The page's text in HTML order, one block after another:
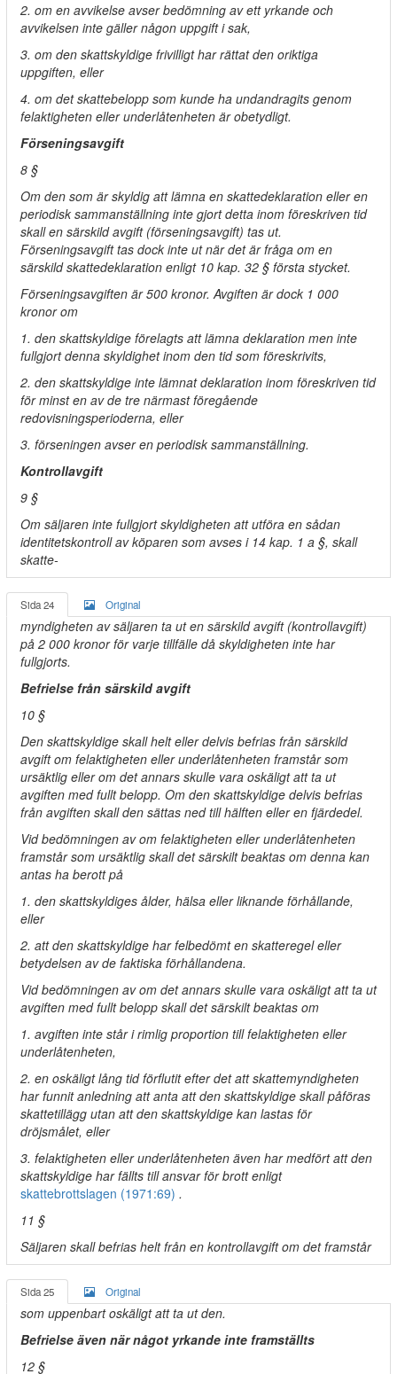
2. om en avvikelse avser bedömning av ett yrkande och
avvikelsen inte gäller någon uppgift i sak,
3. om den skattskyldige frivilligt har rättat den oriktiga
uppgiften, eller
4. om det skattebelopp som kunde ha undandragits genom
felaktigheten eller underlåtenheten är obetydligt.
Förseningsavgift
8 §
Om den som är skyldig att lämna en skattedeklaration eller en
periodisk sammanställning inte gjort detta inom föreskriven tid
skall en särskild avgift (förseningsavgift) tas ut.
Förseningsavgift tas dock inte ut när det är fråga om en
särskild skattedeklaration enligt 10 kap. 32 § första stycket.
Förseningsavgiften är 500 kronor. Avgiften är dock 1 000
kronor om
1. den skattskyldige förelagts att lämna deklaration men inte
fullgjort denna skyldighet inom den tid som föreskrivits,
2. den skattskyldige inte lämnat deklaration inom föreskriven tid
för minst en av de tre närmast föregående
redovisningsperioderna, eller
3. förseningen avser en periodisk sammanställning.
Kontrollavgift
9 §
Om säljaren inte fullgjort skyldigheten att utföra en sådan
identitetskontroll av köparen som avses i 14 kap. 1 a §, skall
skatte-
Sida 24 Original
myndigheten av säljaren ta ut en särskild avgift (kontrollavgift)
på 2 000 kronor för varje tillfälle då skyldigheten inte har
fullgjorts.
Befrielse från särskild avgift
10 §
Den skattskyldige skall helt eller delvis befrias från särskild
avgift om felaktigheten eller underlåtenheten framstår som
ursäktlig eller om det annars skulle vara oskäligt att ta ut
avgiften med fullt belopp. Om den skattskyldige delvis befrias
från avgiften skall den sättas ned till hälften eller en fjärdedel.
Vid bedömningen av om felaktigheten eller underlåtenheten
framstår som ursäktlig skall det särskilt beaktas om denna kan
antas ha berott på
1. den skattskyldiges ålder, hälsa eller liknande förhållande,
eller
2. att den skattskyldige har felbedömt en skatteregel eller
betydelsen av de faktiska förhållandena.
Vid bedömningen av om det annars skulle vara oskäligt att ta ut
avgiften med fullt belopp skall det särskilt beaktas om
1. avgiften inte står i rimlig proportion till felaktigheten eller
underlåtenheten,
2. en oskäligt lång tid förflutit efter det att skattemyndigheten
har funnit anledning att anta att den skattskyldige skall påföras
skattetillägg utan att den skattskyldige kan lastas för
dröjsmålet, eller
3. felaktigheten eller underlåtenheten även har medfört att den
skattskyldige har fällts till ansvar för brott enligt
skattebrottslagen (1971:69) .
11 §
Säljaren skall befrias helt från en kontrollavgift om det framstår
Sida 25 Original
som uppenbart oskäligt att ta ut den.
Befrielse även när något yrkande inte framställts
12 §